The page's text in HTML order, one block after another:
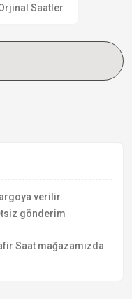
Saatler
verilir.
gönderim
Saat mağazamızda